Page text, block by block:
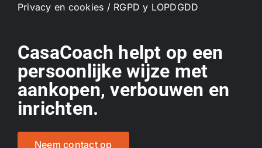
Privacy en cookies / RGPD y LOPDGDD
CasaCoach helpt op een
persoonlijke wijze met
aankopen, verbouwen en
inrichten.
Neem contact op